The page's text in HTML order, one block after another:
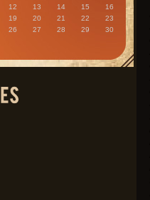
12 13 14 15
16
19 20 21 22
23
26 27 28 29
30